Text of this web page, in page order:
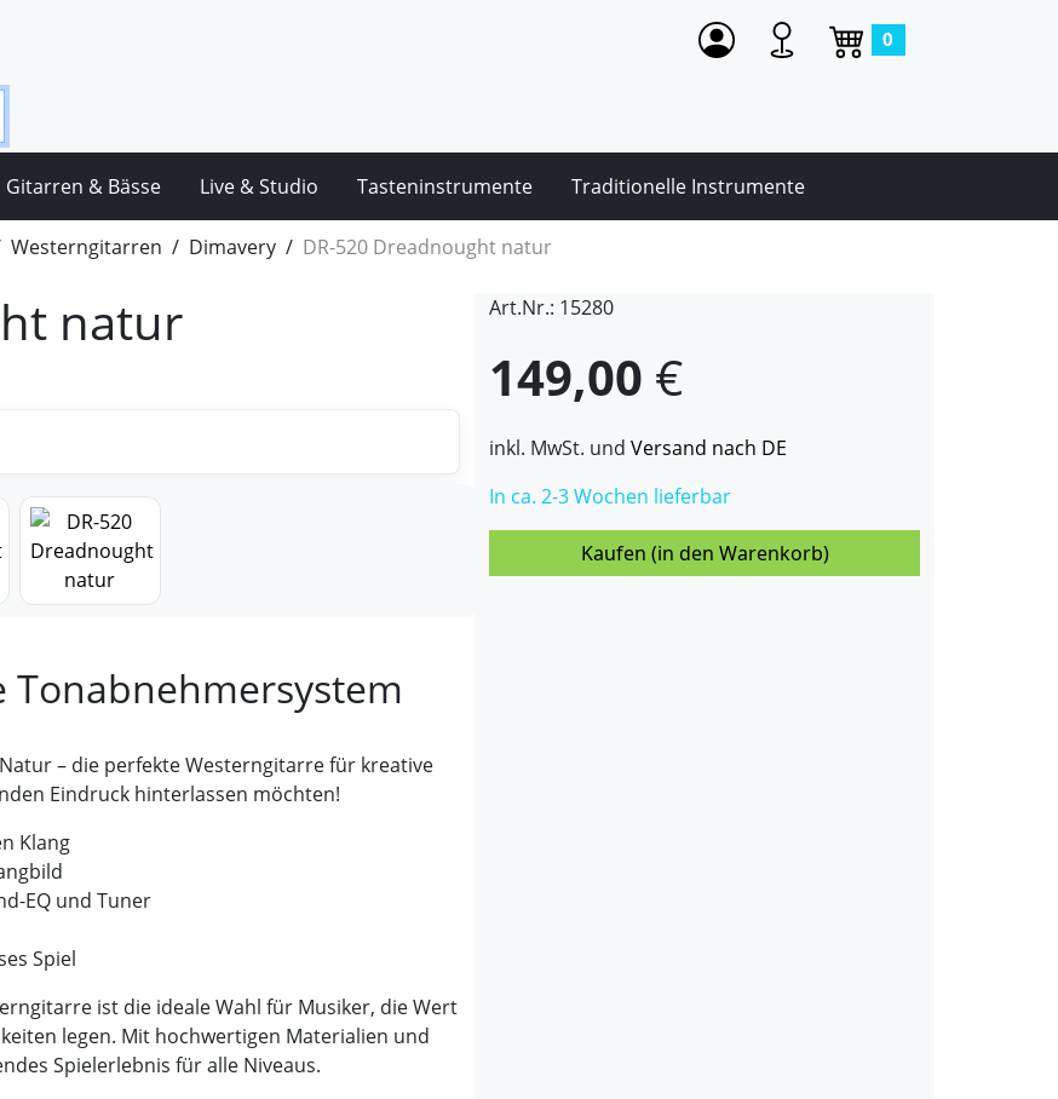
0
Gitarren & Bässe Live & Studio Tasteninstrumente Traditionelle Instrumente
Westerngitarren Dimavery DR-520 Dreadnought natur
natur
– die perfekte Westerngitarre für kreative
Eindruck hinterlassen möchten!
Klang
EQ und Tuner
Spiel
ist die ideale Wahl für Musiker, die Wert
legen. Mit hochwertigen Materialien und
Spielerlebnis für alle Niveaus.
Art.Nr.: 15280
149,00 €
inkl. MwSt. und Versand nach DE
In ca. 2-3 Wochen lieferbar
Kaufen (in den Warenkorb)